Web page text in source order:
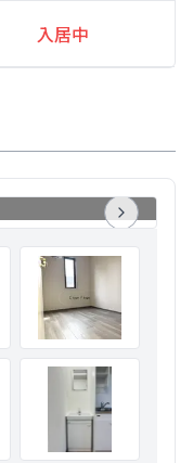
入居中